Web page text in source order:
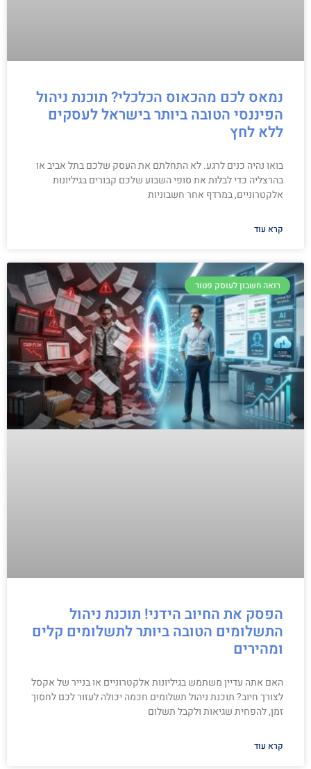
נמאס לכם מהכאוס הכלכלי? תוכנת ניהול
הפיננסי הטובה ביותר בישראל לעסקים
ללא לחץ
בואו נהיה כנים לרגע. לא התחלתם את העסק שלכם בתל אביב או
בהרצליה כדי לבלות את סופי השבוע שלכם קבורים בגיליונות
אלקטרוניים, במרדף אחר חשבוניות
קרא עוד
רואה חשבון לעוסק פטור
הפסק את החיוב הידני! תוכנת ניהול
התשלומים הטובה ביותר לתשלומים קלים
ומהירים
האם אתה עדיין משתמש בגיליונות אלקטרוניים או בנייר של אקסל
לצורך חיוב? תוכנת ניהול תשלומים חכמה יכולה לעזור לכם לחסוך
זמן, להפחית שגיאות ולקבל תשלום
קרא עוד